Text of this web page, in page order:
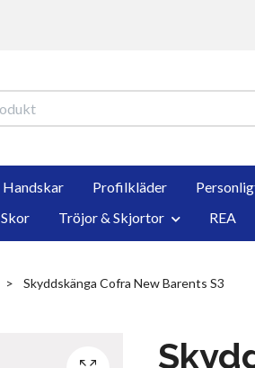
Handskar Profilkläder
Skor Tröjor & Skjortor REA
Skyddskänga Cofra New Barents S3